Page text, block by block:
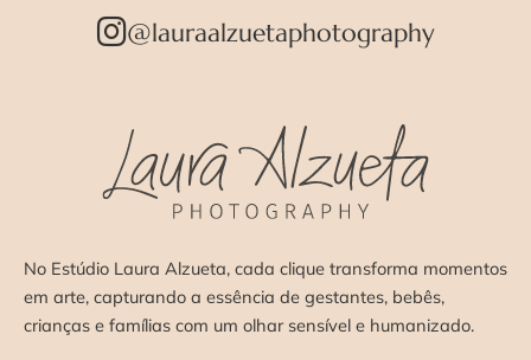
@lauraalzuetaphotography
No Estúdio Laura Alzueta, cada clique transforma momentos
em arte, capturando a essência de gestantes, bebês,
crianças e famílias com um olhar sensível e humanizado.